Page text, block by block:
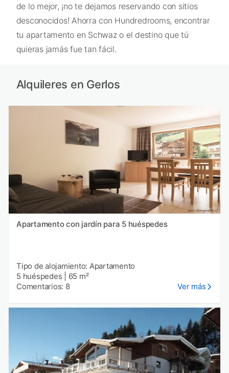
de lo mejor, ¡no te dejamos reservando con sitios
desconocidos! Ahorra con Hundredrooms, encontrar
tu apartamento en Schwaz o el destino que tú
quieras jamás fue tan fácil.
Alquileres en Gerlos
Apartamento con jardín para 5 huéspedes
Tipo de alojamiento: Apartamento
5 huéspedes
65 m²
Comentarios: 8
Ver más